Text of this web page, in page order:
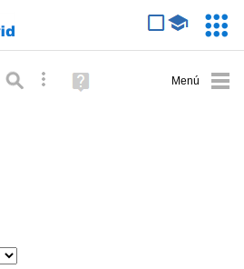
Búsqueda avanzada
Ayuda
(en